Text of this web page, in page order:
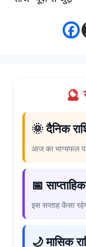
🔮
🌞 दैनिक
आज का भाग्यफल
📅
इस सप्ताह कैसा
🌙 मासिक